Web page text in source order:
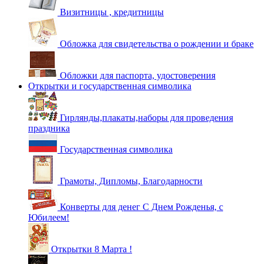
Визитницы , кредитницы
Обложка для свидетельства о рождении и браке
Обложки для паспорта, удостоверения
Открытки и государственная символика
Гирлянды,плакаты,наборы для проведения
праздника
Государственная символика
Грамоты, Дипломы, Благодарности
Конверты для денег С Днем Рожденья, с
Юбилеем!
Открытки 8 Марта !